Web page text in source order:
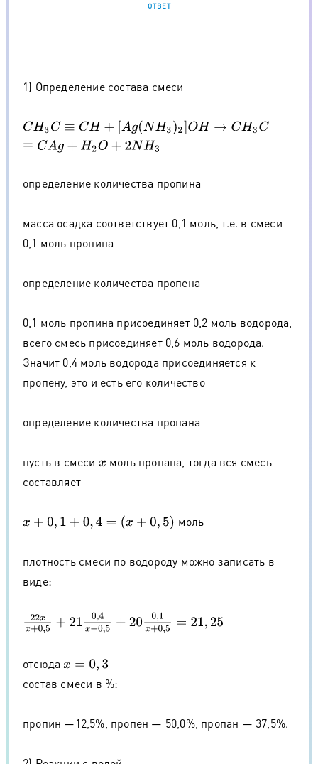
ОТВЕТ
1) Определение состава смеси
CH3C≡C H+ [Ag(NH )2]OH→CH3C ≡CAg +H 2O+2NH3
определение количества пропина
масса осадка соответствует 0,1 моль, т.е. в смеси
0,1 моль пропина
определение количества пропена
0,1 моль пропина присоединяет 0,2 моль водорода,
всего смесь присоединяет 0,6 моль водорода.
Значит 0,4 моль водорода присоединяется к
пропену, это и есть его количество
определение количества пропана
пусть в смеси x моль пропана, тогда вся смесь
составляет
x+ 0,1+0 ,4 =(x +0,5 моль
плотность смеси по водороду можно записать в
виде:
22xx+ 0,5 +21 0,4x+0 5+ 200,1x+0, 5=21,25
отсюдаx= 0,3
состав смеси в %:
пропин —12,5%, пропен — 50,0%, пропан — 37,5%.